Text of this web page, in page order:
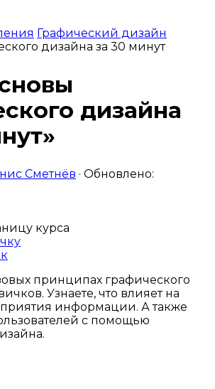
Графический дизайн
дизайна за 30 минут
дизайна
Сметнёв · Обновлено:
курса
принципах графического
Узнаете, что влияет на
информации. А также
с помощью